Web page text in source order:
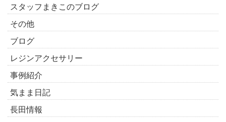
スタッフまきこのブログ
その他
ブログ
レジンアクセサリー
事例紹介
気まま日記
長田情報